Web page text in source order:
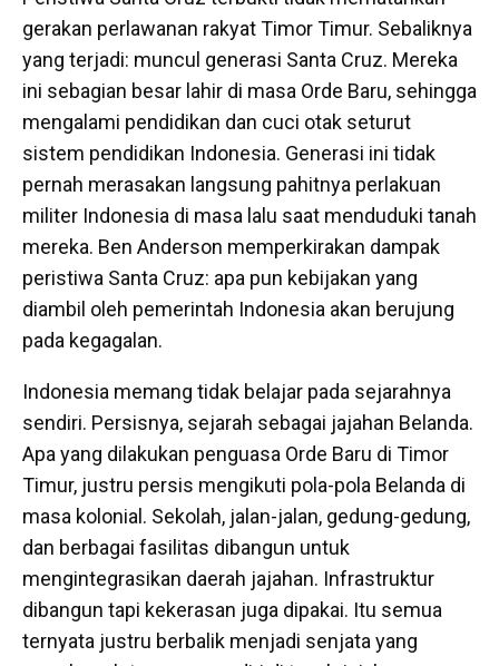
gerakan perlawanan rakyat Timor Timur. Sebaliknya
yang terjadi: muncul generasi Santa Cruz. Mereka
ini sebagian besar lahir di masa Orde Baru, sehingga
mengalami pendidikan dan cuci otak seturut
sistem pendidikan Indonesia. Generasi ini tidak
pernah merasakan langsung pahitnya perlakuan
militer Indonesia di masa lalu saat menduduki tanah
mereka. Ben Anderson memperkirakan dampak
peristiwa Santa Cruz: apa pun kebijakan yang
diambil oleh pemerintah Indonesia akan berujung
pada kegagalan.
Indonesia memang tidak belajar pada sejarahnya
sendiri. Persisnya, sejarah sebagai jajahan Belanda.
Apa yang dilakukan penguasa Orde Baru di Timor
Timur, justru persis mengikuti pola-pola Belanda di
masa kolonial. Sekolah, jalan-jalan, gedung-gedung,
dan berbagai fasilitas dibangun untuk
mengintegrasikan daerah jajahan. Infrastruktur
dibangun tapi kekerasan juga dipakai. Itu semua
ternyata justru berbalik menjadi senjata yang